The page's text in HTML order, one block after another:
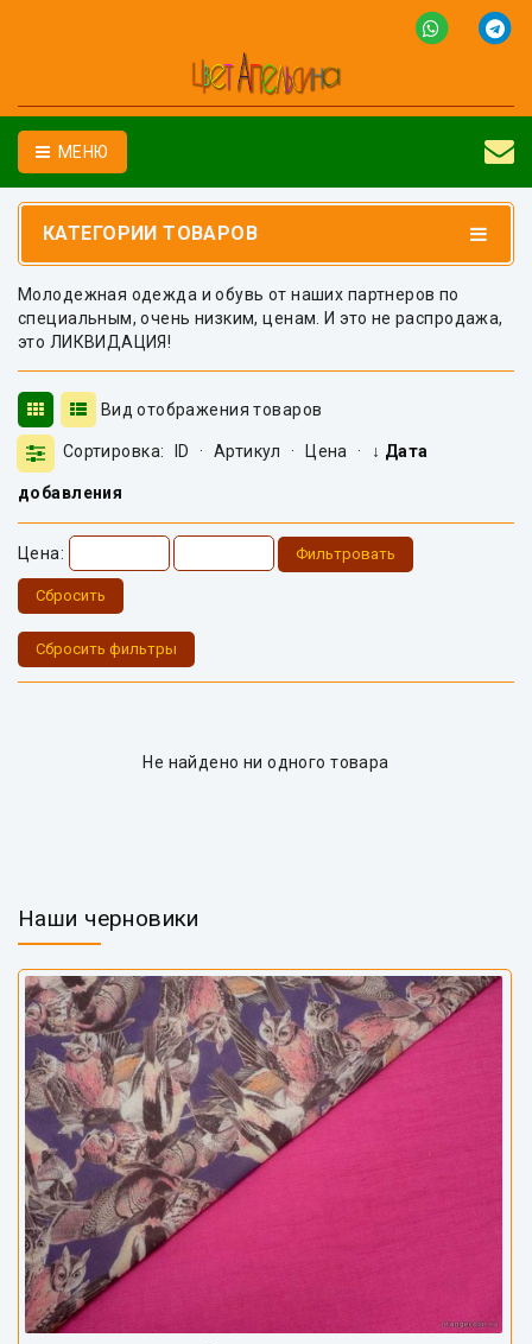
МЕНЮ
КАТЕГОРИИ ТОВАРОВ
Молодежная одежда и обувь от наших партнеров по
специальным, очень низким, ценам. И это не распродажа,
это ЛИКВИДАЦИЯ!
Вид отображения товаров
Сортировка: ID · Артикул · Цена · ↓ Дата
добавления
Цена: Фильтровать
Сбросить
Сбросить фильтры
Не найдено ни одного товара
Наши черновики